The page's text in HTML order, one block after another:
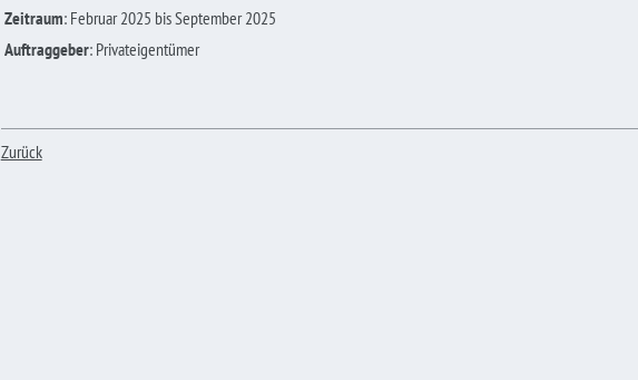
Zeitraum: Februar 2025 bis September 2025
Auftraggeber: Privateigentümer
Zurück